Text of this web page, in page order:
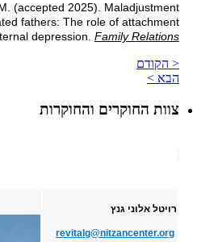
(accepted 2025). Maladjustment
fathers: The role of attachment
depression. Family Relations
< הקודם
הבא >
צוות החוקרים והחוקרות
רויטל אלוני גנץ
revitalg@nitzancenter.org